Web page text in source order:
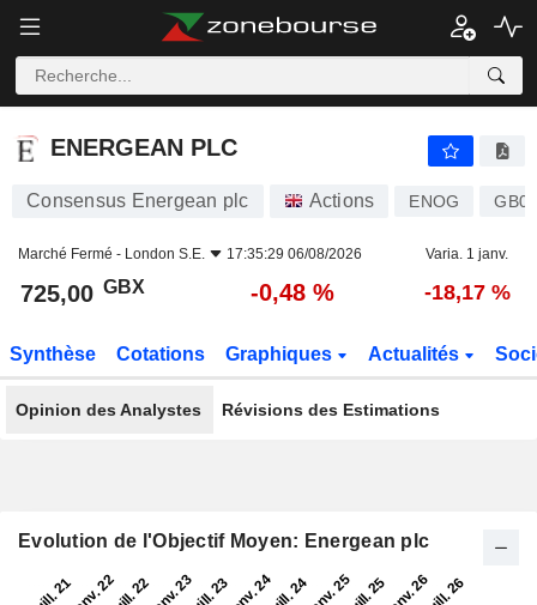
ENERGEAN PLC
ENERGEAN PLC
Consensus Energean plc Actions ENOG
Marché Fermé - London S.E. 17:35:29 06/08/2026 Varia. 1 janv.
725,00 GBX -0,48 % -18,17 %
Synthèse Cotations Graphiques Actualités
Opinion des Analystes Révisions des Estimations
Evolution de l'Objectif Moyen: Energean plc